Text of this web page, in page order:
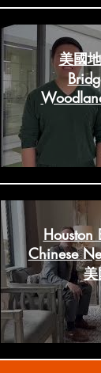
美國
Houston
Chinese